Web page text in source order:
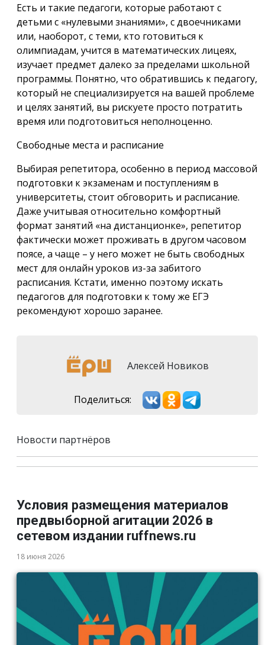
Есть и такие педагоги, которые работают с
детьми с «нулевыми знаниями», с двоечниками
или, наоборот, с теми, кто готовиться к
олимпиадам, учится в математических лицеях,
изучает предмет далеко за пределами школьной
программы. Понятно, что обратившись к педагогу,
который не специализируется на вашей проблеме
и целях занятий, вы рискуете просто потратить
время или подготовиться неполноценно.
Свободные места и расписание
Выбирая репетитора, особенно в период массовой
подготовки к экзаменам и поступлениям в
университеты, стоит обговорить и расписание.
Даже учитывая относительно комфортный
формат занятий «на дистанционке», репетитор
фактически может проживать в другом часовом
поясе, а чаще – у него может не быть свободных
мест для онлайн уроков из-за забитого
расписания. Кстати, именно поэтому искать
педагогов для подготовки к тому же ЕГЭ
рекомендуют хорошо заранее.
Алексей Новиков
Поделиться:
Новости партнёров
Условия размещения материалов
предвыборной агитации 2026 в
сетевом издании ruffnews.ru
18 июня 2026